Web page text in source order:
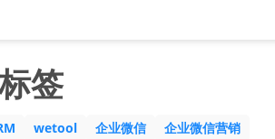
签
wetool 企业微信
企业微信营销